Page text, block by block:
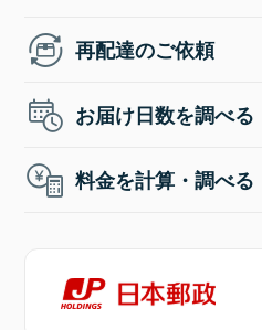
再配達のご依頼
お届け日数を調べる
料金を計算・調べる